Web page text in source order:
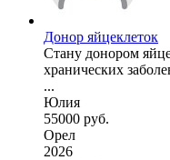
Донор яйцеклеток
Стану донором
хранических
...
Юлия
55000 руб.
Орел
2026